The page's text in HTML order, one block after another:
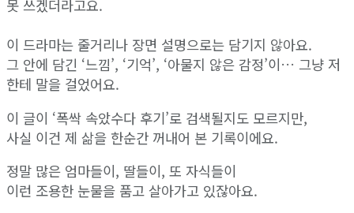
못 쓰겠더라고요.
이 드라마는 줄거리나 장면 설명으로는 담기지 않아요.
그 안에 담긴 ‘느낌’, ‘기억’, ‘아물지 않은 감정’이… 그냥 저
한테 말을 걸었어요.
이 글이 ‘폭싹 속았수다 후기’로 검색될지도 모르지만,
사실 이건 제 삶을 한순간 꺼내어 본 기록이에요.
정말 많은 엄마들이, 딸들이, 또 자식들이
이런 조용한 눈물을 품고 살아가고 있잖아요.